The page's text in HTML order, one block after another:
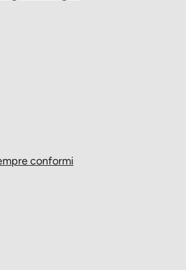
calcio 1%, fosforo 0,90%, sodio 0.35%
sali minerali:
1.200 mg, solfato di rame 11,00 mg, solfato
mg Contiene antiossidanti (estratti di tocoferolo
conformi